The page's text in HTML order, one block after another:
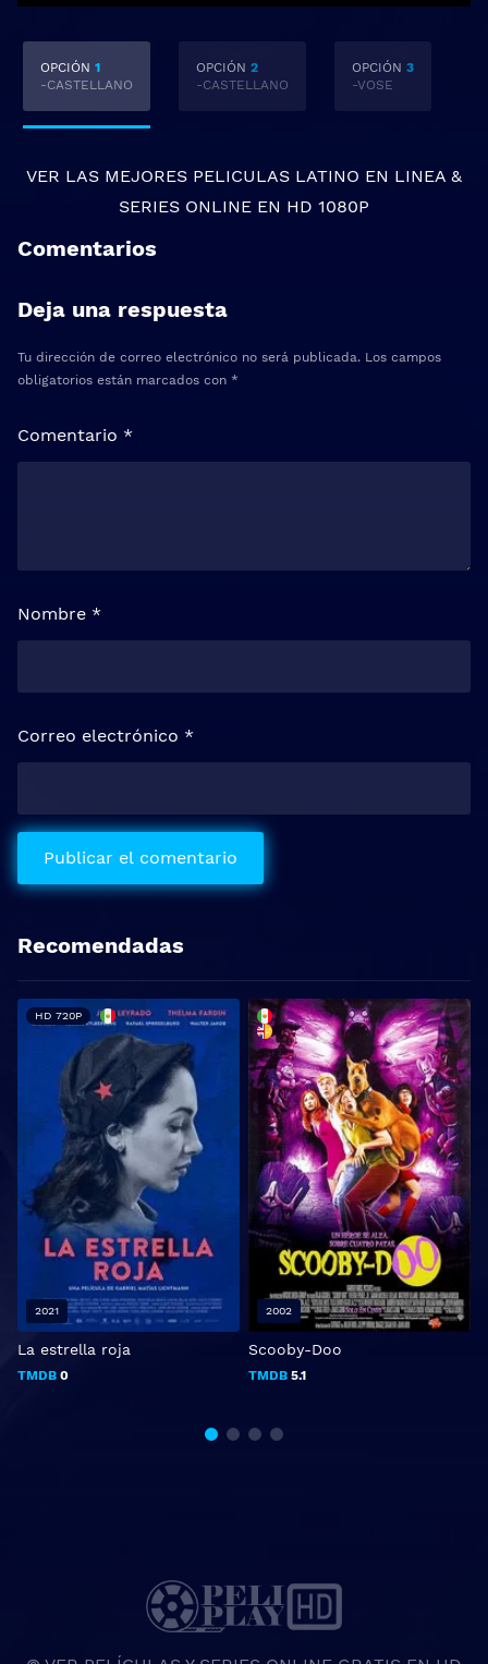
OPCIÓN 1
-CASTELLANO
OPCIÓN 2
-CASTELLANO
OPCIÓN 3
-VOSE
VER LAS MEJORES PELICULAS LATINO EN LINEA &
SERIES ONLINE EN HD 1080P
Comentarios
Deja una respuesta
Tu dirección de correo electrónico no será publicada. Los campos
obligatorios están marcados con *
Comentario *
Nombre *
Correo electrónico *
Recomendadas
La estrella roja
TMDB 0
HD 720P
2021
Scooby-Doo
TMDB 5.1
2002